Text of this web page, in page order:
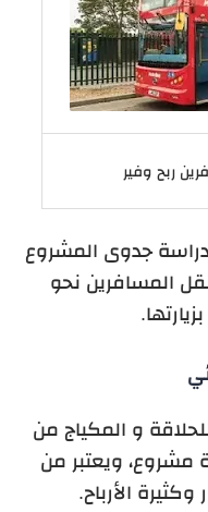
ربح وفير
جدوى المشروع
المسافرين نحو
و المكياج من
مشروع، ويعتبر من
الأرباح.